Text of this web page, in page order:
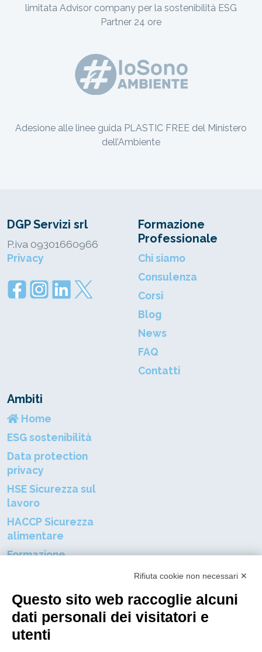
limitata Advisor company per la sostenibilità ESG
Partner 24 ore
Adesione alle linee guida PLASTIC FREE del Ministero
dell’Ambiente
DGP Servizi srl
P.iva 09301660966
Privacy
Formazione
Professionale
Chi siamo
Consulenza
Corsi
Blog
News
FAQ
Contatti
Ambiti
Home
ESG sostenibilità
Data protection
privacy
HSE Sicurezza sul
lavoro
HACCP Sicurezza
alimentare
Formazione
Resta connnesso al mondo DGP
Nome
Rifiuta cookie non necessari ✕
Questo sito web raccoglie alcuni
dati personali dei visitatori e
utenti